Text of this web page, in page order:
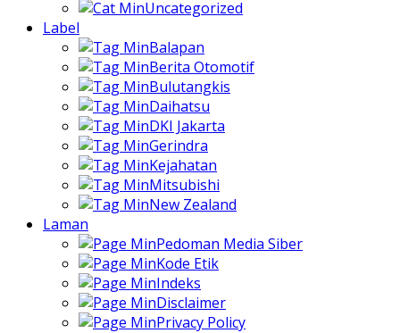
Uncategorized
Label
Balapan
Berita Otomotif
Bulutangkis
Daihatsu
DKI Jakarta
Gerindra
Kejahatan
Mitsubishi
New Zealand
Laman
Pedoman Media Siber
Kode Etik
Indeks
Disclaimer
Privacy Policy